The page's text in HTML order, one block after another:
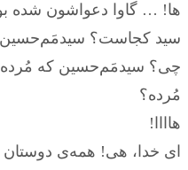
ها! … گاوا دعواشون شده
سید کجاست؟
چی؟ سیدمَم‌حسین که
مُرده؟
هاااا!
ای خدا، هی! همه‌ی دوستان